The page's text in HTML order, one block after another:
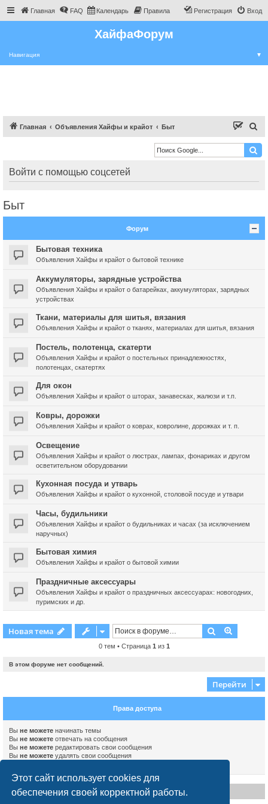
Этот сайт использует cookies для
обеспечения своей корректной работы.
Главная FAQ Календарь Правила Вход
Регистрация
ХайфаФорум
Навигация ▼
Главная Объявления Хайфы и крайот Быт
и
к
Войти с помощью соцсетей
Быт
Форум
Бытовая техника
Объявления Хайфы и крайот о бытовой технике
Аккумуляторы, зарядные устройства
Объявления Хайфы и крайот о батарейках, аккумуляторах, зарядных
устройствах
Ткани, материалы для шитья, вязания
Объявления Хайфы и крайот о тканях, материалах для шитья, вязания
Постель, полотенца, скатерти
Объявления Хайфы и крайот о постельных принадлежностях,
полотенцах, скатертях
Для окон
Объявления Хайфы и крайот о шторах, занавесках, жалюзи и т.п.
Ковры, дорожки
Объявления Хайфы и крайот о коврах, ковролине, дорожках и т. п.
Освещение
Объявления Хайфы и крайот о люстрах, лампах, фонариках и другом
осветительном оборудовании
Кухонная посуда и утварь
Объявления Хайфы и крайот о кухонной, столовой посуде и утвари
Часы, будильники
Объявления Хайфы и крайот о будильниках и часах (за исключением
наручных)
Бытовая химия
Объявления Хайфы и крайот о бытовой химии
Праздничные аксессуары
Объявления Хайфы и крайот о праздничных аксессуарах: новогодних,
пуримских и др.
Новая тема Поиск
0 тем • Страница 1 из 1
В этом форуме нет сообщений.
Перейти
Права доступа
Вы не можете начинать темы
Вы не можете отвечать на сообщения
Вы не можете редактировать свои сообщения
Вы не можете удалять свои сообщения
Disclaimer